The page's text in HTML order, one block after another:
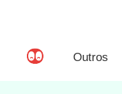
Outros